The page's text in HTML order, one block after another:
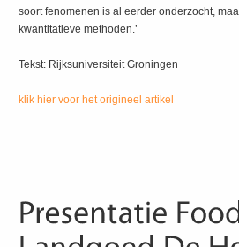
soort fenomenen is al eerder onderzocht,
kwantitatieve methoden.’
Tekst: Rijksuniversiteit Groningen
klik hier voor het origineel artikel